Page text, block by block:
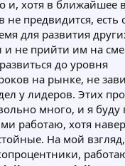
и, хотя в ближайшее
не предвидится, есть
для развития
и не прийти им на
до уровня
на рынке, не
у лидеров. Этих
много, и я буду
работаю, хотя
На мой